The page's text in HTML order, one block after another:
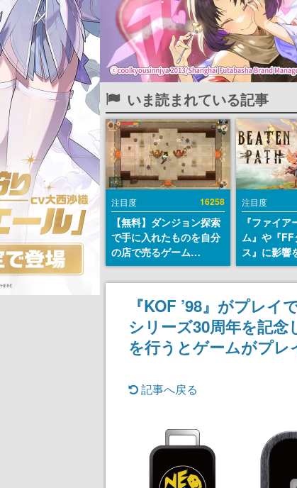
いま読まれている記事
注目度 16258
【無料】ダンジョン探索
で手に入れたものを自分
の店で売るゲーム
『Moonlighter』が
Steamにて無料配布中！
続編『Moonlighter 2』
の9月2日正式リリースを
記念したキャンペーン
注目度
『ファイ
ム』や『FF
ス』に影響
戦略RPG
Path』
へ。PC（
PS5、
けにリリー
『KOF ’98』がプレイ
シリーズ30周年を記
を行うとゲームがプレ
記事へ戻る